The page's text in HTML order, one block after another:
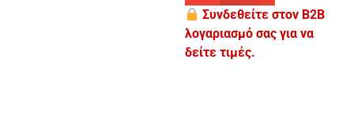
Συνδεθείτε στον B2B
λογαριασμό σας για να
δείτε τιμές.